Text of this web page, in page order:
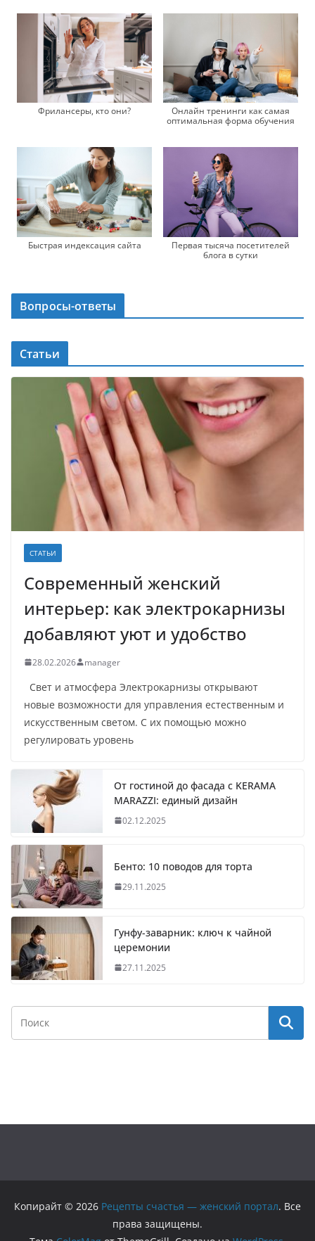
Фрилансеры, кто они?
Онлайн тренинги как самая
оптимальная форма обучения
Быстрая индексация сайта
Первая тысяча посетителей
блога в сутки
Вопросы-ответы
Статьи
СТАТЬИ
Современный женский
интерьер: как электрокарнизы
добавляют уют и удобство
28.02.2026 manager
Свет и атмосфера Электрокарнизы открывают
новые возможности для управления естественным и
искусственным светом. С их помощью можно
регулировать уровень
От гостиной до фасада с KERAMA
MARAZZI: единый дизайн
02.12.2025
Бенто: 10 поводов для торта
29.11.2025
Гунфу-заварник: ключ к чайной
церемонии
27.11.2025
Копирайт © 2026 Рецепты счастья — женский портал. Все
права защищены.